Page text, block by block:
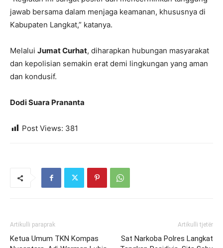
jawab bersama dalam menjaga keamanan, khususnya di
Kabupaten Langkat,” katanya.
Melalui Jumat Curhat, diharapkan hubungan masyarakat
dan kepolisian semakin erat demi lingkungan yang aman
dan kondusif.
Dodi Suara Prananta
Post Views: 381
Artikulli paraprak
Ketua Umum TKN Kompas
Artikulli tjetër
Sat Narkoba Polres Langkat